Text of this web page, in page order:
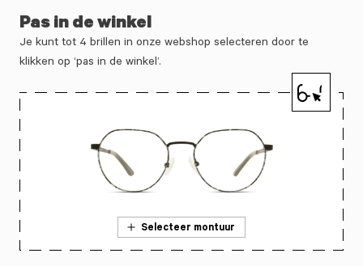
Pas in de winkel
Je kunt tot 4 brillen in onze webshop selecteren door te
klikken op ‘pas in de winkel’.
Selecteer montuur